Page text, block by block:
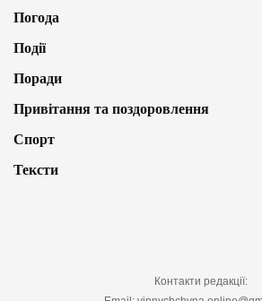
Погода
Події
Поради
Привітання та поздоровлення
Спорт
Тексти
Контакти редакції: